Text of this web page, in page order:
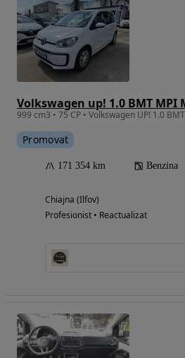
Volkswagen up! 1.0 BMT MPI
999 cm3 • 75 CP • Volkswagen UP! 1.0
Promovat
171 354 km Benzina
Chiajna (Ilfov)
Profesionist • Reactualizat